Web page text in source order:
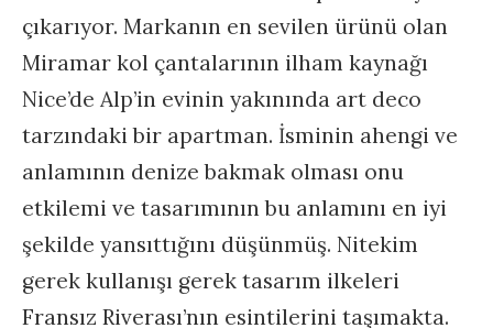
çıkarıyor. Markanın en sevilen ürünü olan
Miramar kol çantalarının ilham kaynağı
Nice’de Alp’in evinin yakınında art deco
tarzındaki bir apartman. İsminin ahengi ve
anlamının denize bakmak olması onu
etkilemi ve tasarımının bu anlamını en iyi
şekilde yansıttığını düşünmüş. Nitekim
gerek kullanışı gerek tasarım ilkeleri
Fransız Riverası’nın esintilerini taşımakta.